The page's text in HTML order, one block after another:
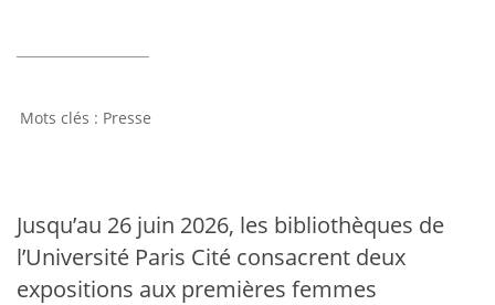
Presse
Jusqu’au 26 juin 2026, les bibliothèques de
l’Université Paris Cité consacrent deux
expositions aux premières femmes